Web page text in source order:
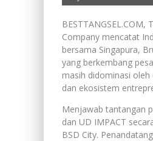
Company mencatat
bersama Singapura,
yang berkembang
masih didominasi
dan ekosistem
Menjawab tantangan
dan UD IMPACT
BSD City.